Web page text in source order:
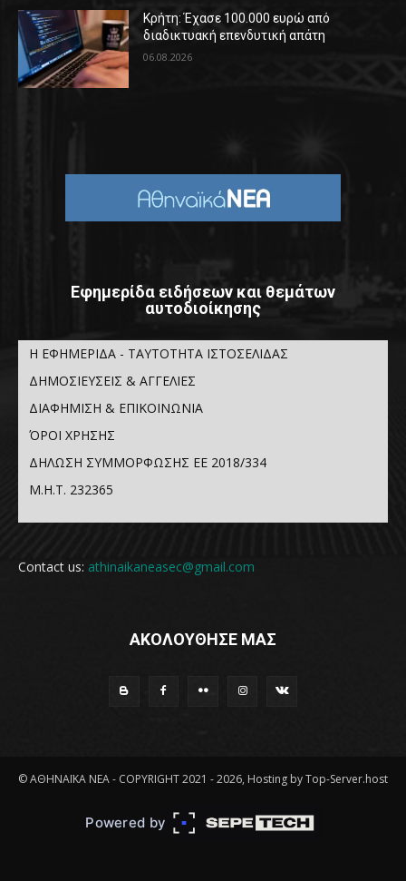
Κρήτη: Έχασε 100.000 ευρώ από
διαδικτυακή επενδυτική απάτη
06.08.2026
Εφημερίδα ειδήσεων και θεμάτων
αυτοδιοίκησης
Η ΕΦΗΜΕΡΙΔΑ - ΤΑΥΤΟΤΗΤΑ ΙΣΤΟΣΕΛΙΔΑΣ
ΔΗΜΟΣΙΕΥΣΕΙΣ & ΑΓΓΕΛΙΕΣ
ΔΙΑΦΗΜΙΣΗ & ΕΠΙΚΟΙΝΩΝΙΑ
ΌΡΟΙ ΧΡΗΣΗΣ
ΔΗΛΩΣΗ ΣΥΜΜΟΡΦΩΣΗΣ ΕΕ 2018/334
Μ.Η.Τ. 232365
Contact us: athinaikaneasec@gmail.com
ΑΚΟΛΟΥΘΗΣΕ ΜΑΣ
© ΑΘΗΝΑΪΚΑ ΝΕΑ - COPYRIGHT 2021 - 2026, Hosting by Top-Server.host
Powered by